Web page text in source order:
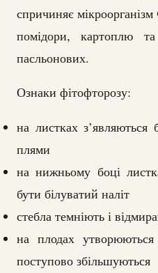
спричиняє
помідори, картоплю
пасльонових.
Ознаки фітофторозу:
на листках з’являються
плями
на нижньому боці
бути білуватий наліт
стебла темніють і
на плодах
поступово збільшуються